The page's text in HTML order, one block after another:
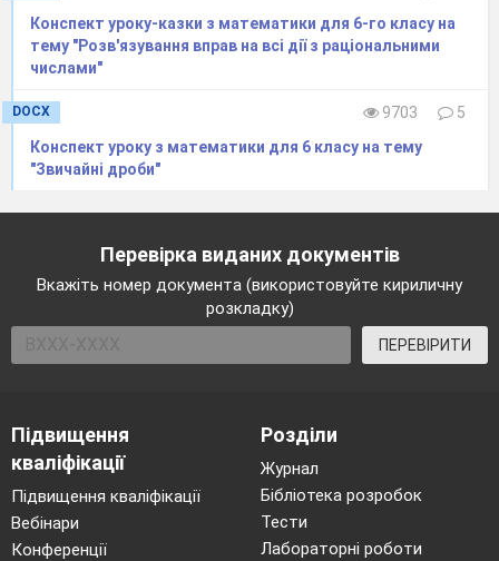
Конспект уроку-казки з математики для 6-го класу на
тему "Розв'язування вправ на всі дії з раціональними
числами"
DOCX 9703
5
Конспект уроку з математики для 6 класу на тему
"Звичайні дроби"
Перевірка виданих документів
Вкажіть номер документа (використовуйте кириличну
розкладку)
ПЕРЕВІРИТИ
Підвищення
кваліфікації
Підвищення кваліфікації
Вебінари
Конференції
Розділи
Журнал
Бібліотека розробок
Тести
Лабораторні роботи